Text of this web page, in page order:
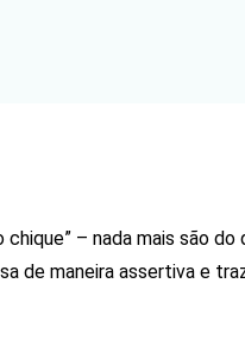
– nada mais são
de maneira assertiva e